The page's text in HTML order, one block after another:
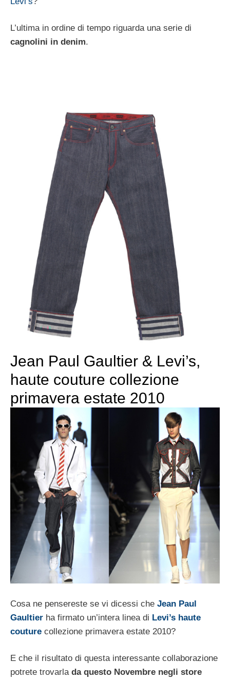
L’ultima in ordine di tempo riguarda una serie di
cagnolini in denim.
Jean Paul Gaultier & Levi’s,
haute couture collezione
primavera estate 2010
Cosa ne pensereste se vi dicessi che Jean Paul
Gaultier ha firmato un’intera linea di Levi’s haute
couture collezione primavera estate 2010?
E che il risultato di questa interessante collaborazione
potrete trovarla da questo Novembre negli store